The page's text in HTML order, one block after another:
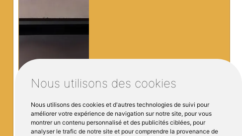
Nous utilisons des cookies
Nous utilisons des cookies et d'autres technologies de suivi pour
améliorer votre expérience de navigation sur notre site, pour vous
montrer un contenu personnalisé et des publicités ciblées, pour
analyser le trafic de notre site et pour comprendre la provenance de